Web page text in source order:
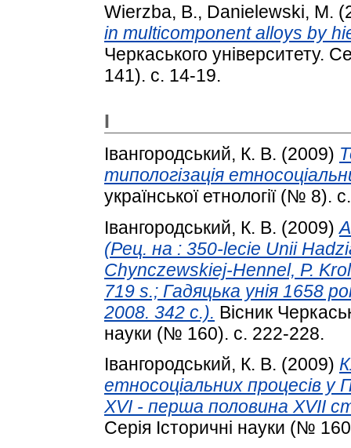
Wierzba, B., Danielewski, M.
in multicomponent alloys by
Черкаського університету.
141). с. 14-19.
І
Івангородський, К. В. (2009)
типологізація
української етнології (№ 8).
Івангородський, К. В. (2009)
(Рец. на : 350-lecie Unii
Chynczewskiej-Hennel, P.
719 s.; Гадяцька унія 1658
2008. 342 с.). Вісник
науки (№ 160). с. 222-228.
Івангородський, К. В. (2009)
етносоціальних процесів у
XVI - перша половина XVII
Серія Історичні науки (№